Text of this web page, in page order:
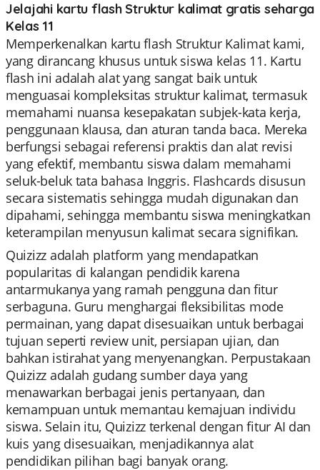
Jelajahi kartu flash Struktur kalimat gratis seharga
Kelas 11
Memperkenalkan kartu flash Struktur Kalimat kami,
yang dirancang khusus untuk siswa kelas 11. Kartu
flash ini adalah alat yang sangat baik untuk
menguasai kompleksitas struktur kalimat, termasuk
memahami nuansa kesepakatan subjek-kata kerja,
penggunaan klausa, dan aturan tanda baca. Mereka
berfungsi sebagai referensi praktis dan alat revisi
yang efektif, membantu siswa dalam memahami
seluk-beluk tata bahasa Inggris. Flashcards disusun
secara sistematis sehingga mudah digunakan dan
dipahami, sehingga membantu siswa meningkatkan
keterampilan menyusun kalimat secara signifikan.
Quizizz adalah platform yang mendapatkan
popularitas di kalangan pendidik karena
antarmukanya yang ramah pengguna dan fitur
serbaguna. Guru menghargai fleksibilitas mode
permainan, yang dapat disesuaikan untuk berbagai
tujuan seperti review unit, persiapan ujian, dan
bahkan istirahat yang menyenangkan. Perpustakaan
Quizizz adalah gudang sumber daya yang
menawarkan berbagai jenis pertanyaan, dan
kemampuan untuk memantau kemajuan individu
siswa. Selain itu, Quizizz terkenal dengan fitur AI dan
kuis yang disesuaikan, menjadikannya alat
pendidikan pilihan bagi banyak orang.